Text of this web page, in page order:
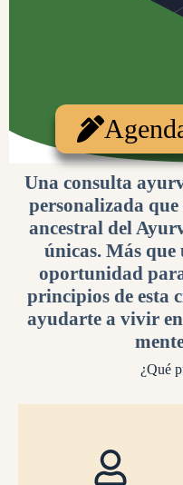
Una consulta
personalizada
ancestral del
únicas. Más que
oportunidad
principios de esta
ayudarte a vivir
¿Qué